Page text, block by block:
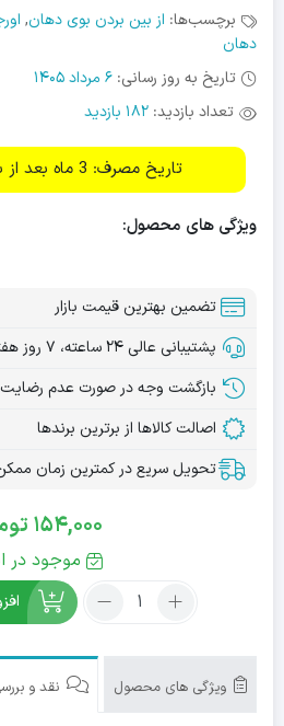
برچسب‌ها: از بین بردن بوی دهان,
دهان
تاریخ به روز رسانی: 6 مرداد 1405
تعداد بازدید: 182 بازدید
تاریخ مصرف: 3 ماه بعد از بازکردن محصول
ویژگی های محصول:
تضمین بهترین قیمت بازار
پشتیبانی عالی ۲۴ ساعته، ۷ روز هفته
بازگشت وجه در صورت عدم رضایت
اصالت کالاها از برترین برندها
تحویل سریع در کمترین زمان
154,000
موجود در
تعداد:
دهان
ویژگی های محصول نقد و